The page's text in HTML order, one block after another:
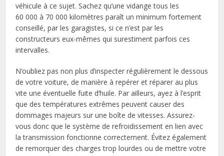
véhicule à ce sujet. Sachez qu’une vidange tous les
60 000 à 70 000 kilomètres paraît un minimum fortement
conseillé, par les garagistes, si ce n’est par les
constructeurs eux-mêmes qui surestiment parfois ces
intervalles.
N’oubliez pas non plus d’inspecter régulièrement le dessous
de votre voiture, de manière à repérer et réparer au plus
vite une éventuelle fuite d’huile. Par ailleurs, ayez à l’esprit
que des températures extrêmes peuvent causer des
dommages majeurs sur une boîte de vitesses. Assurez-
vous donc que le système de refroidissement en lien avec
la transmission fonctionne correctement. Évitez également
de remorquer des charges trop lourdes ou de mettre votre